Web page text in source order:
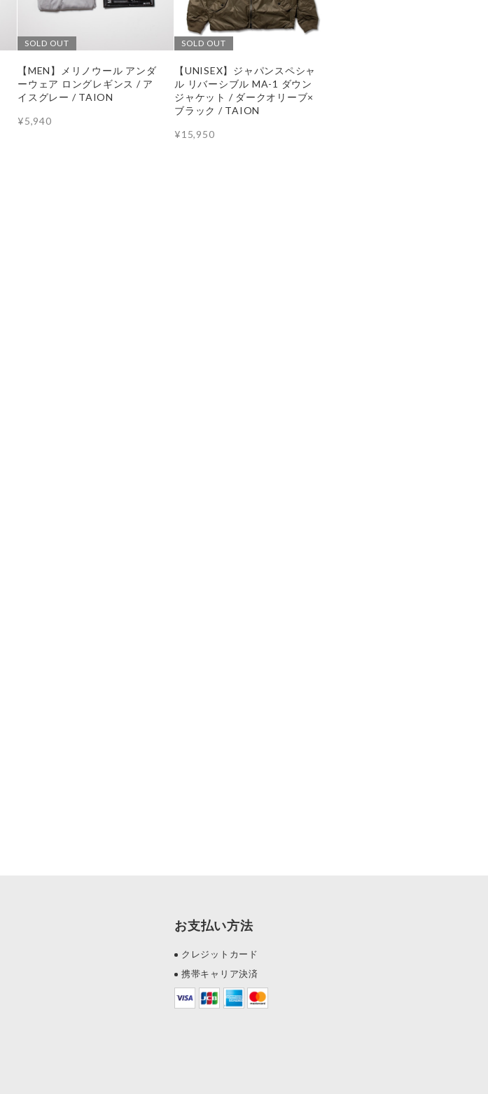
SOLD OUT
【MEN】メリノウール アンダ
ーウェア ロングレギンス / ア
イスグレー / TAION
¥5,940
SOLD OUT
【UNISEX】ジャパンスペシャ
ル リバーシブル MA-1 ダウン
ジャケット / ダークオリーブ×
ブラック / TAION
¥15,950
お支払い方法
クレジットカード
携帯キャリア決済